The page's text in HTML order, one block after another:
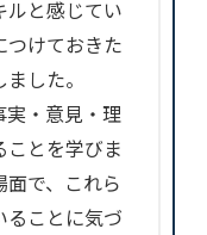
ルと感じてい
つけておきた
した。
実・意見・理
ことを学びま
面で、これら
ることに気づ